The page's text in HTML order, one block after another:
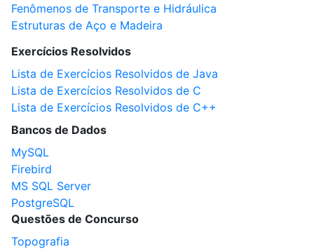
Fenômenos de Transporte e Hidráulica
Estruturas de Aço e Madeira
Exercícios Resolvidos
Lista de Exercícios Resolvidos de Java
Lista de Exercícios Resolvidos de C
Lista de Exercícios Resolvidos de C++
Bancos de Dados
MySQL
Firebird
MS SQL Server
PostgreSQL
Questões de Concurso
Topografia